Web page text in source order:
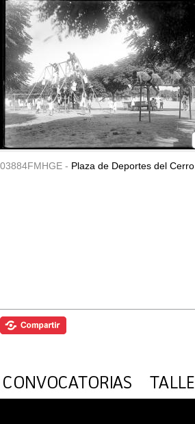
03884FMHGE - Plaza de Deportes del Cerro.